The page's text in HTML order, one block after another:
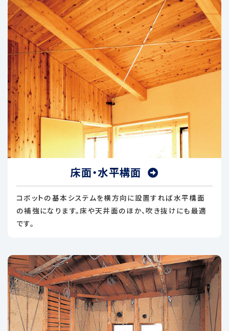
床面・水平構面
コボットの基本システムを横方向に設置すれば水平構面
の補強になります。床や天井面のほか、吹き抜けにも最適
です。